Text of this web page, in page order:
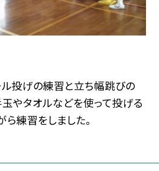
ル投げの練習と立ち幅跳びの
玉やタオルなどを使って投げる
練習をしました。